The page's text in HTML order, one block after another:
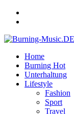
Home
Burning Hot
Unterhaltung
Lifestyle
Fashion
Sport
Travel